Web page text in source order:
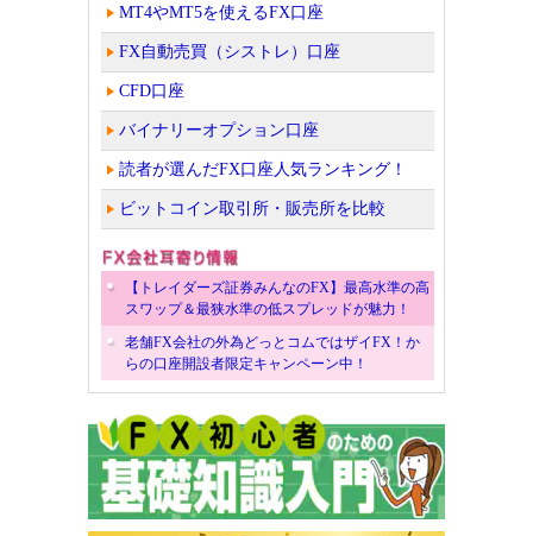
MT4やMT5を使えるFX口座
FX自動売買（シストレ）口座
CFD口座
バイナリーオプション口座
読者が選んだFX口座人気ランキング！
ビットコイン取引所・販売所を比較
【トレイダーズ証券みんなのFX】最高水準の高
スワップ＆最狭水準の低スプレッドが魅力！
老舗FX会社の外為どっとコムではザイFX！か
らの口座開設者限定キャンペーン中！